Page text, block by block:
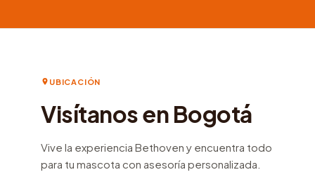
UBICACIÓN
Visítanos en Bogotá
Vive la experiencia Bethoven y encuentra todo
para tu mascota con asesoría personalizada.